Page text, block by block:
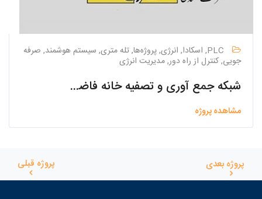
PLC, اسکادا, انرژی, پروژه‌ها, تله متری, سیستم هوشمند, صرفه
جویی, کنترل از راه دور, مدیریت انرژی
شبکه جمع آوری و تصفیه خانه فاضلاب زرند
مشاهده پروژه
پروژه قبلی پروژه بعدی